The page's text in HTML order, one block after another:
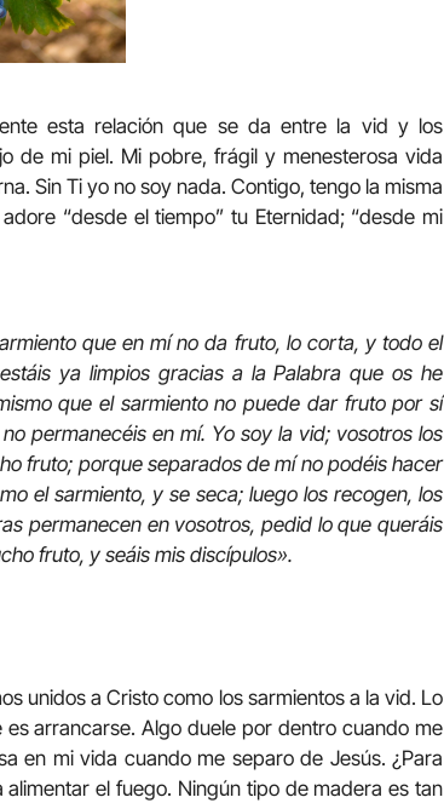
esta relación que se da entre la vid y los
de mi piel. Mi pobre, frágil y menesterosa vida
Sin Ti yo no soy nada. Contigo, tengo la misma
“desde el tiempo” tu Eternidad; “desde mi
que en mí no da fruto, lo corta, y todo el
ya limpios gracias a la Palabra que os he
que el sarmiento no puede dar fruto por sí
permanecéis en mí. Yo soy la vid; vosotros los
fruto; porque separados de mí no podéis hacer
el sarmiento, y se seca; luego los recogen, los
permanecen en vosotros, pedid lo que queráis
fruto, y seáis mis discípulos».
unidos a Cristo como los sarmientos a la vid. Lo
arrancarse. Algo duele por dentro cuando me
en mi vida cuando me separo de Jesús. ¿Para
el fuego. Ningún tipo de madera es tan